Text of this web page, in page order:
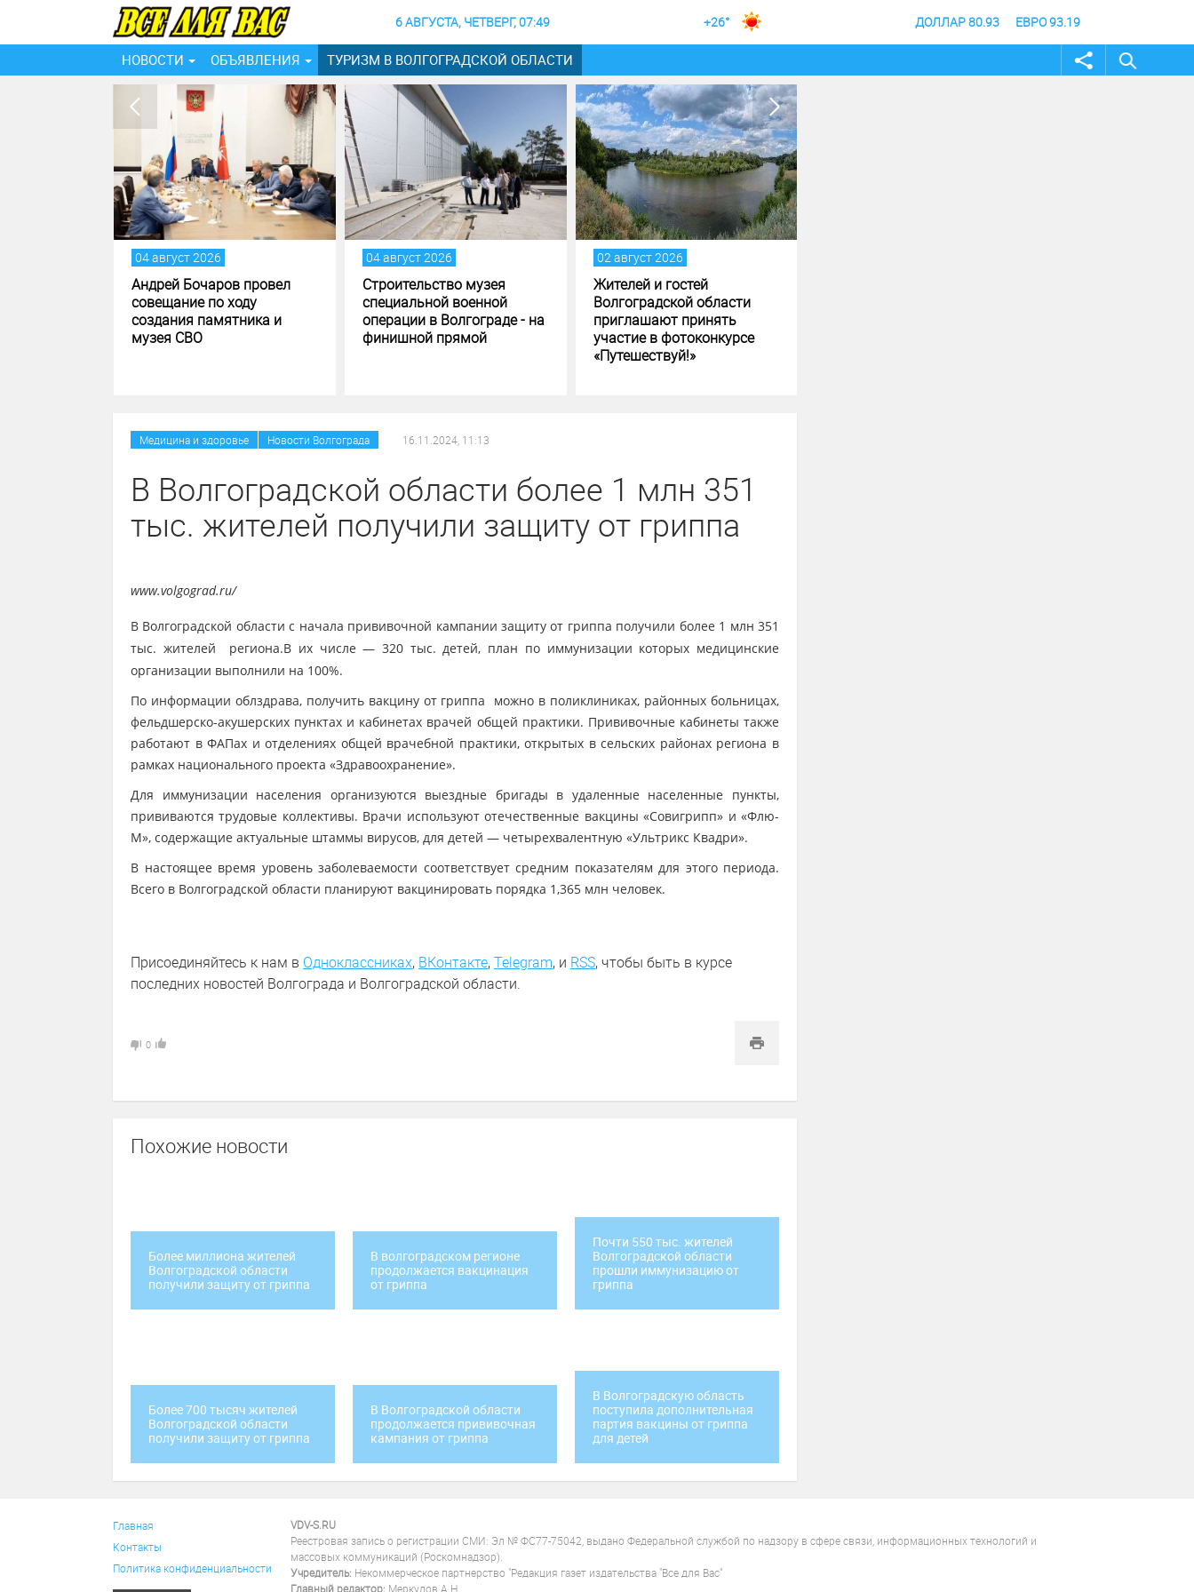
6 АВГУСТА, ЧЕТВЕРГ, 07:49 +26° ДОЛЛАР 80.93 ЕВРО 93.19
НОВОСТИ ОБЪЯВЛЕНИЯ ТУРИЗМ В ВОЛГОГРАДСКОЙ ОБЛАСТИ
04 август 2026
Андрей Бочаров провел
совещание по ходу
создания памятника и
музея СВО
04 август 2026
Строительство музея
специальной военной
операции в Волгограде - на
финишной прямой
02 август 2026
Жителей и гостей
Волгоградской области
приглашают принять
участие в фотоконкурсе
«Путешествуй!»
Медицина и здоровье Новости Волгограда 16.11.2024, 11:13
В Волгоградской области более 1 млн 351
тыс. жителей получили защиту от гриппа
www.volgograd.ru/
В Волгоградской области с начала прививочной кампании защиту от гриппа получили более 1 млн 351
тыс. жителей региона.В их числе — 320 тыс. детей, план по иммунизации которых медицинские
организации выполнили на 100%.
По информации облздрава, получить вакцину от гриппа можно в поликлиниках, районных больницах,
фельдшерско-акушерских пунктах и кабинетах врачей общей практики. Прививочные кабинеты также
работают в ФАПах и отделениях общей врачебной практики, открытых в сельских районах региона в
рамках национального проекта «Здравоохранение».
Для иммунизации населения организуются выездные бригады в удаленные населенные пункты,
прививаются трудовые коллективы. Врачи используют отечественные вакцины «Совигрипп» и «Флю-
М», содержащие актуальные штаммы вирусов, для детей — четырехвалентную «Ультрикс Квадри».
В настоящее время уровень заболеваемости соответствует средним показателям для этого периода.
Всего в Волгоградской области планируют вакцинировать порядка 1,365 млн человек.
Присоединяйтесь к нам в Одноклассниках, ВКонтакте,Telegram, и RSS, чтобы быть в курсе
последних новостей Волгограда и Волгоградской области.
0
Похожие новости
Более миллиона жителей
Волгоградской области
получили защиту от гриппа
В волгоградском регионе
продолжается вакцинация
от гриппа
Почти 550 тыс. жителей
Волгоградской области
прошли иммунизацию от
гриппа
Более 700 тысяч жителей
Волгоградской области
получили защиту от гриппа
В Волгоградской области
продолжается прививочная
кампания от гриппа
В Волгоградскую область
поступила дополнительная
партия вакцины от гриппа
для детей
Главная
Контакты
Политика конфиденциальности
VDV-S.RU
Реестровая запись о регистрации СМИ: Эл № ФС77-75042, выдано Федеральной службой по надзору в сфере связи, информационных технологий и
массовых коммуникаций (Роскомнадзор).
Учредитель: Некоммерческое партнерство "Редакция газет издательства "Все для Вас"
Главный редактор: Меркулов А.Н.